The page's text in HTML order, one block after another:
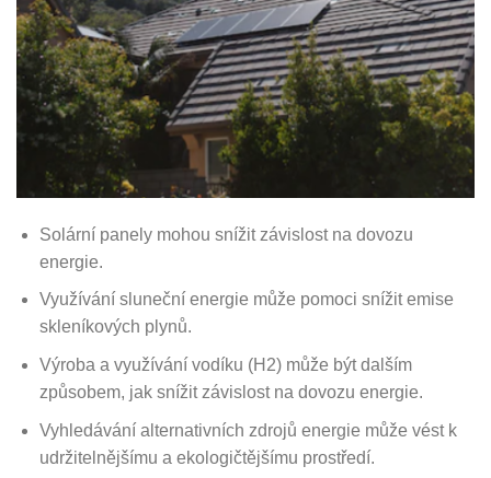
Solární panely mohou snížit závislost na dovozu
energie.
Využívání sluneční energie může pomoci snížit emise
skleníkových plynů.
Výroba a využívání vodíku (H2) může být dalším
způsobem, jak snížit závislost na dovozu energie.
Vyhledávání alternativních zdrojů energie může vést k
udržitelnějšímu a ekologičtějšímu prostředí.